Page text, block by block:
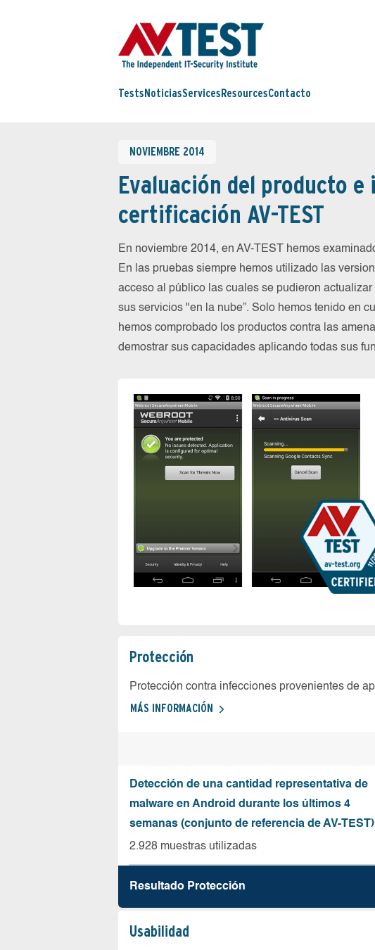
Tests NoticiasServices ResourcesContacto
NOVIEMBRE 2014
Evaluación del producto e
certificación AV-TEST
En noviembre 2014, en AV-TEST hemos
En las pruebas siempre hemos utilizado las
acceso al público las cuales se pudieron
sus servicios "en la nube”. Solo hemos tenido en
hemos comprobado los productos contra las
demostrar sus capacidades aplicando todas sus
Protección
Protección contra infecciones provenientes de
MÁS INFORMACIÓN
Detección de una cantidad representativa de
malware en Android durante los últimos 4
semanas (conjunto de referencia de AV-TEST)
2.928 muestras utilizadas
Resultado Protección
Usabilidad